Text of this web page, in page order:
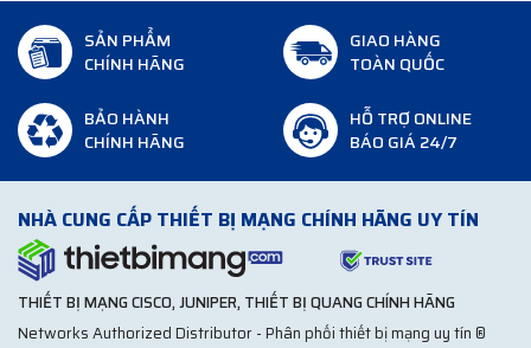
SẢN PHẨM
CHÍNH HÃNG
GIAO HÀNG
TOÀN QUỐC
BẢO HÀNH
CHÍNH HÃNG
HỖ TRỢ ONLINE
BÁO GIÁ 24/7
NHÀ CUNG CẤP THIẾT BỊ MẠNG CHÍNH HÃNG UY TÍN
THIẾT BỊ MẠNG CISCO, JUNIPER, THIẾT BỊ QUANG CHÍNH HÃNG
Networks Authorized Distributor - Phân phối thiết bị mạng uy tín ®